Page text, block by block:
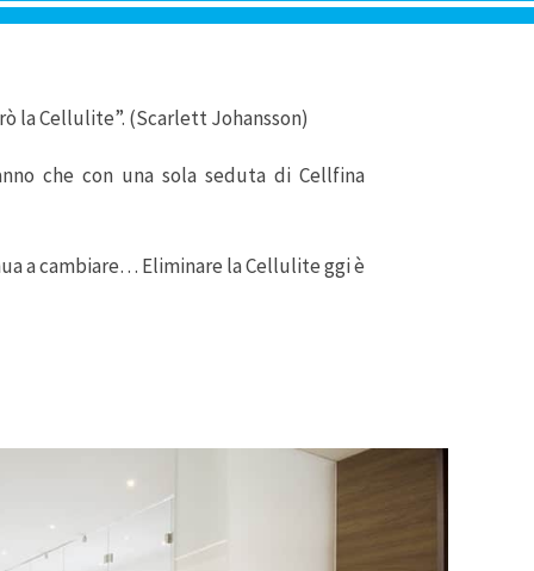
la Cellulite”. (Scarlett Johansson)
che con una sola seduta di Cellfina
a cambiare… Eliminare la Cellulite ggi è